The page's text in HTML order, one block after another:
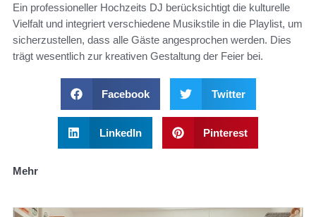
Ein professioneller Hochzeits DJ berücksichtigt die kulturelle
Vielfalt und integriert verschiedene Musikstile in die Playlist, um
sicherzustellen, dass alle Gäste angesprochen werden. Dies
trägt wesentlich zur kreativen Gestaltung der Feier bei.
Facebook Twitter
LinkedIn Pinterest
Mehr